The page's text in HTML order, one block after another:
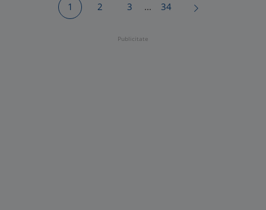
1 2 3 ... 34
Publicitate